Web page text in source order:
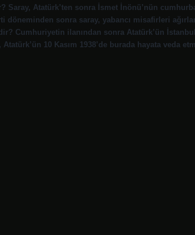
Saray, Atatürk’ten sonra İsmet İnönü’nün
döneminden sonra saray, yabancı misafirleri
Cumhuriyetin ilanından sonra Atatürk’ün
10 Kasım 1938’de burada hayata veda